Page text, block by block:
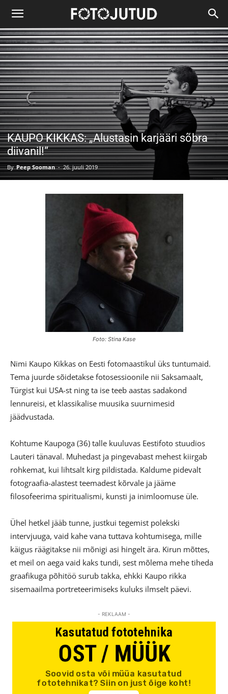
KAUPO KIKKAS: „Alustasin karjääri sõbra
diivanil!“
By Peep Sooman - 26. juuli 2019
Foto: Stina Kase
Nimi Kaupo Kikkas on Eesti fotomaastikul üks tuntumaid.
Tema juurde sõidetakse fotosessioonile nii Saksamaalt,
Türgist kui USA-st ning ta ise teeb aastas sadakond
lennureisi, et klassikalise muusika suurnimesid
jäädvustada.
Kohtume Kaupoga (36) talle kuuluvas Eestifoto stuudios
Lauteri tänaval. Muhedast ja pingevabast mehest kiirgab
rohkemat, kui lihtsalt kirg pildistada. Kaldume pidevalt
fotograafia-alastest teemadest kõrvale ja jääme
filosofeerima spiritualismi, kunsti ja inimloomuse üle.
Ühel hetkel jääb tunne, justkui tegemist polekski
intervjuuga, vaid kahe vana tuttava kohtumisega, mille
käigus räägitakse nii mõnigi asi hingelt ära. Kirun mõttes,
et meil on aega vaid kaks tundi, sest mõlema mehe tiheda
graafikuga põhitöö surub takka, ehkki Kaupo rikka
sisemaailma portreteerimiseks kuluks ilmselt päevi.
- REKLAAM -